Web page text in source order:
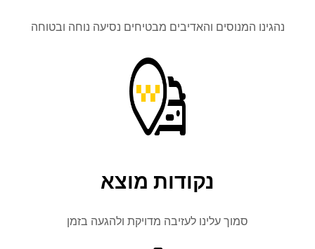
המנוסים והאדיבים מבטיחים נסיעה נוחה ובטוחה
נקודות מוצא
סמוך עלינו לעזיבה מדויקת ולהגעה בזמן